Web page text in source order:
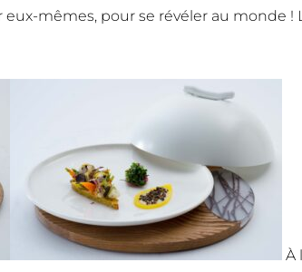
mêmes, pour se révéler au monde
À